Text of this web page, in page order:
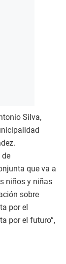
Silva,
de
que va a
niños y niñas
sobre
por el
por el futuro”,